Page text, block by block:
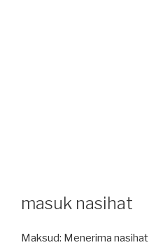
masuk nasihat
Maksud: Menerima nasihat